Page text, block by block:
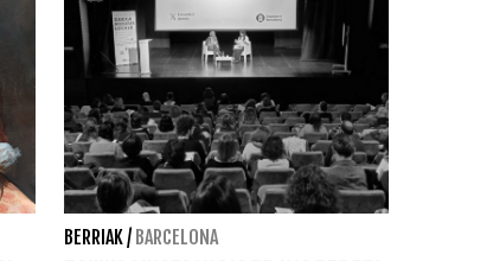
BERRIAK/ BARCELONA